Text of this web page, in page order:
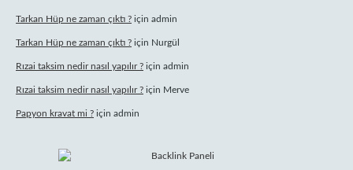
Tarkan Hüp ne zaman çıktı ? için admin
Tarkan Hüp ne zaman çıktı ? için Nurgül
Rızai taksim nedir nasıl yapılır ? için admin
Rızai taksim nedir nasıl yapılır ? için Merve
Papyon kravat mi ? için admin